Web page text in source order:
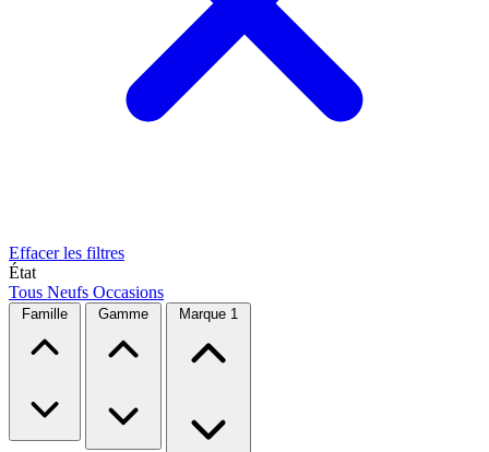
Effacer les filtres
État
Tous Neufs Occasions
Famille Gamme Marque 1